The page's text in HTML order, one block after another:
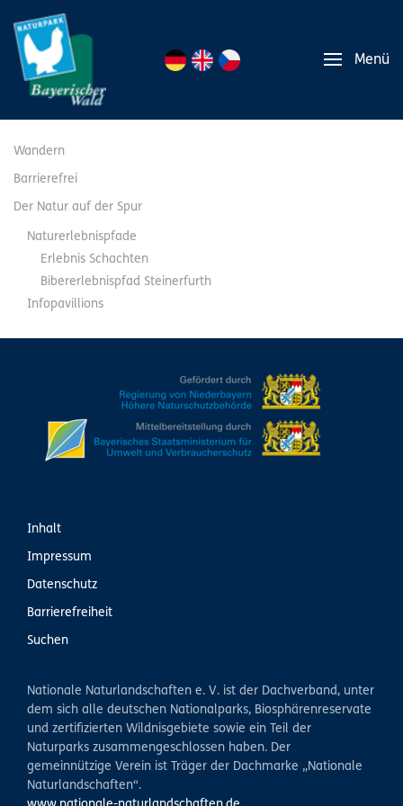
Menü
Wandern
Barrierefrei
Der Natur auf der Spur
Naturerlebnispfade
Erlebnis Schachten
Bibererlebnispfad Steinerfurth
Infopavillions
Inhalt
Impressum
Datenschutz
Barrierefreiheit
Suchen
Nationale Naturlandschaften e. V. ist der Dachverband, unter
dem sich alle deutschen Nationalparks, Biosphärenreservate
und zertifizierten Wildnisgebiete sowie ein Teil der
Naturparks zusammengeschlossen haben. Der
gemeinnützige Verein ist Träger der Dachmarke „Nationale
Naturlandschaften“.